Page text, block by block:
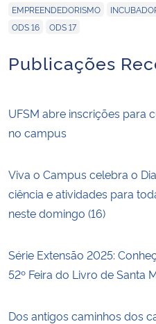
EMPREENDEDORISMO
ODS 16 ODS 17
Publicações
UFSM abre inscrições para
no campus
Viva o Campus celebra o
ciência e atividades para
neste domingo (16)
Série Extensão 2025:
52º Feira do Livro de Santa
Dos antigos caminhos dos